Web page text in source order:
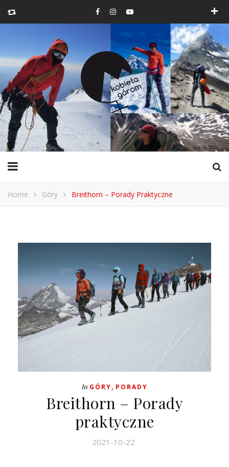
Home Góry Breithorn – Porady Praktyczne
In GÓRY, PORADY
Breithorn – Porady
praktyczne
2021-10-22